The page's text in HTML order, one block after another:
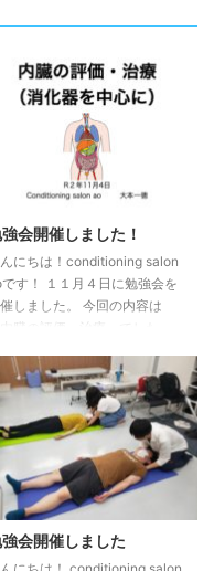
会開催しました！
にちは！conditioning salon
す！ １１月４日に勉強会を
しました。 今回の内容は
、消化器の実際の評価・治療
行っていきました。 次回開
11月12日です。 テーマは
立位歩行の評価・治療」と内臓
評価・治療の続きです。 今年
強会はあと１回です。 ご興
のある方はご連絡お待ちしてい
大本
会開催しました